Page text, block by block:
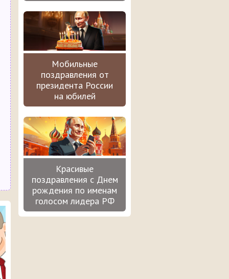
Мобильные
поздравления от
президента России
на юбилей
Красивые
поздравления с Днем
рождения по именам
голосом лидера РФ